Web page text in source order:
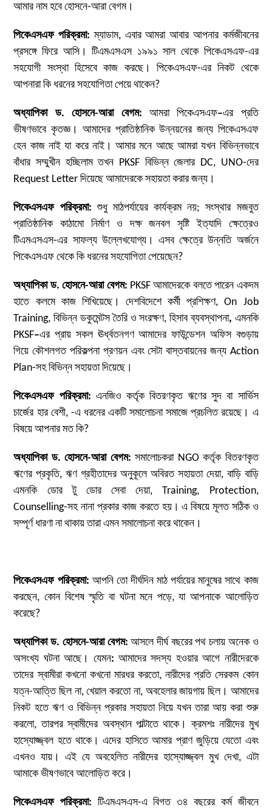
আমার নাম হবে হোসনে-আরা বেগম।
পিকেএসএফ পরিক্রমা: ম্যাডাম, এবার আমরা আবার আপনার কর্মজীবনের
প্রসঙ্গে ফিরে আসি। টিএমএসএস ১৯৯১ সাল থেকে পিকেএসএফ-এর
সহযোগী সংস্থা হিসেবে কাজ করছে। পিকেএসএফ-এর নিকট থেকে
আপনারা কি ধরনের সহযোগিতা পেয়ে থাকেন?
অধ্যাপিকা ড. হোসনে-আরা বেগম: আমরা পিকেএসএফ–এর প্রতি
ভীষণভাবে কৃতজ্ঞ। আমাদের প্রাতিষ্ঠানিক উন্নয়নের জন্য পিকেএসএফ
হেন কাজ নাই যা করে নাই। আমার মনে আছে আমরা যখন বিভিন্নভাবে
বাঁধার সম্মুখীন হচ্ছিলাম তখন PKSF বিভিন্ন জেলার DC, UNO-দের
Request Letter দিয়েছে আমাদেরকে সহায়তা করার জন্য।
পিকেএসএফ পরিক্রমা: শুধু মাঠপর্যায়ের কার্যক্রম নয়; সংস্থার মজবুত
প্রাতিষ্ঠানিক কাঠামো নির্মাণ ও দক্ষ জনবল সৃষ্টি ইত্যাদি ক্ষেত্রেও
টিএমএসএস-এর সাফল্য উল্লেখযোগ্য। এসব ক্ষেত্রে উন্নতি অর্জনে
পিকেএসএফ থেকে কি ধরনের সহযোগিতা পেয়েছেন?
অধ্যাপিকা ড. হোসনে-আরা বেগম: PKSF আমাদেরকে বলতে পারেন একদম
হাতে কলমে কাজ শিখিয়েছে। দেশবিদেশে কর্মী প্রশিক্ষণ, On Job
Training, বিভিন্ন ডকুমেন্টস তৈরি ও সংরক্ষণ, হিসাব ব্যবস্থাপনা, এমনকি
PKSF–এর প্রায় সকল ঊর্ধ্বতনগণ আমাদের ফাউন্ডেশন অফিস বগুড়ায়
গিয়ে কৌশলগত পরিকল্পনা প্রণয়ন এবং সেটা বাস্তবায়নের জন্য Action
Plan-সহ বিভিন্ন সহায়তা দিয়েছে।
পিকেএসএফ পরিক্রমা: এনজিও কর্তৃক বিতরণকৃত ঋণের সুদ বা সার্ভিস
চার্জের হার বেশী, -এ ধরনের একটি সমালোচনা সমাজে প্রচলিত রয়েছে। এ
বিষয়ে আপনার মত কি?
অধ্যাপিকা ড. হোসনে-আরা বেগম:সমালোচকরা NGO কর্তৃক বিতরণকৃত
ঋণের প্রকৃতি, ঋণ গ্রহীতাদের অনুকূলে অবিরত সহায়তা দেয়া, বাড়ি বাড়ি
এমনকি ডোর টু ডোর সেবা দেয়া, Training, Protection,
Counselling-সহ নানা প্রকার কাজ করতে হয়। এ বিষয়ে মূলত সঠিক ও
সম্পূর্ণ ধারণা না থাকায় তারা এমন সমালোচনা করে থাকেন।
পিকেএসএফ পরিক্রমা: আপনি তো দীর্ঘদিন মাঠ পর্যায়ের মানুষের সাথে কাজ
করছেন, কোন বিশেষ স্মৃতি বা ঘটনা মনে পড়ে, যা আপনাকে আলোড়িত
করেছে?
অধ্যাপিকা ড. হোসনে-আরা বেগম:আসলে দীর্ঘ বছরের পথ চলায় অনেক ও
অসংখ্য ঘটনা আছে। যেমন: আমাদের সদস্য হওয়ার আগে নারীদেরকে
তাদের স্বামীরা কখনো কখনো মারধর করতো, নারীদের প্রতি সেরকম কোন
যত্ন-আত্তি ছিল না, খেয়াল করতো না, অবহেলার জায়গায় ছিল। আমাদের
নিকট হতে ঋণ ও বিভিন্ন প্রকার সহায়তা নিয়ে যখন তারা আয় করা শুরু
করলো, তারপর স্বামীদের অবস্থান পাল্টাতে থাকে। ক্রমশঃ নারীদের মুখ
হাস্যোজ্জ্বল হতে থাকে। এদের হাসিতে আমার প্রাণ জুড়িয়ে যেতো এবং
এখনও যায়। এই যে অবহেলিত নারীদের হাস্যোজ্জ্বল মুখ দেখা, এটা
আমাকে ভীষণভাবে আলোড়িত করে।
পিকেএসএফ পরিক্রমা: টিএমএসএস-এ বিগত ৩৪ বছরের কর্ম জীবনে